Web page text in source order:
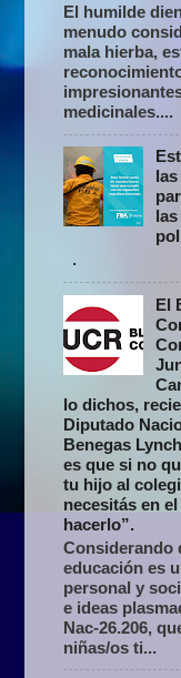
El humilde
menudo
mala hierba,
medicinales....
.
El
lo dichos,
Diputado
Benegas
es que si no
tu hijo al
necesitás en
hacerlo”.
Considerando
educación es
personal y
e ideas
Nac-26.206,
niñas/os ti...